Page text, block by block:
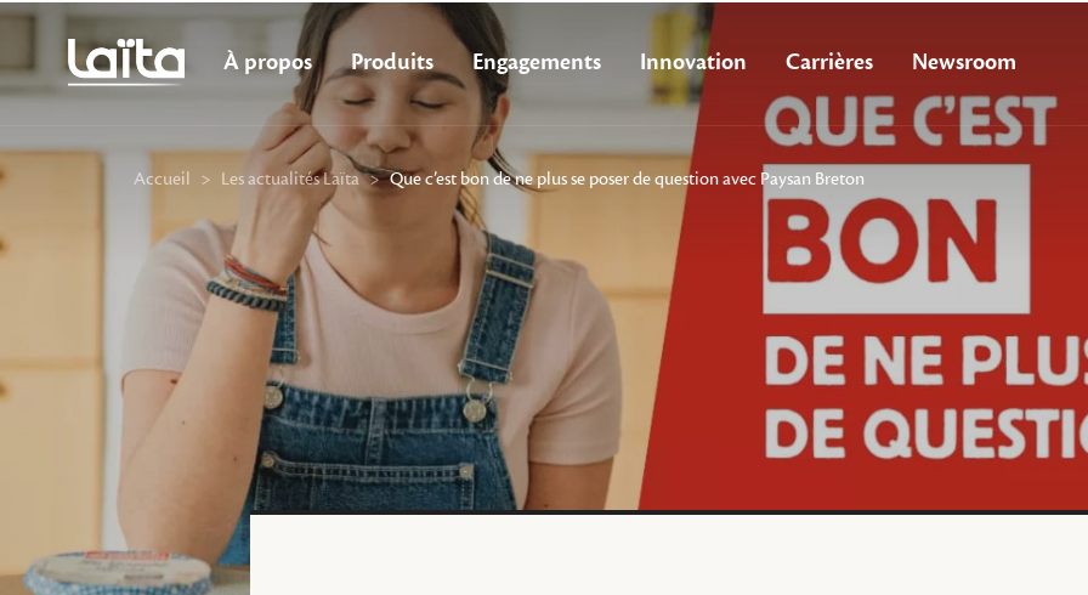
À propos Produits Engagements Innovation Carrières Newsroom
Accueil > Les actualités Laïta > Que c’est bon de ne plus se poser de question avec Paysan Breton